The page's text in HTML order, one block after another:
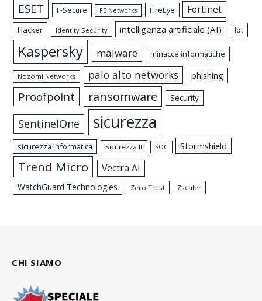
ESET F-Secure F5 Networks FireEye Fortinet
Hacker Identity Security intelligenza artificiale (AI) Iot
Kaspersky malware minacce informatiche
Nozomi Networks palo alto networks phishing
Proofpoint ransomware Security
SentinelOne sicurezza
sicurezza informatica Sicurezza It SOC Stormshield
Trend Micro Vectra AI
WatchGuard Technologies Zero Trust Zscaler
CHI SIAMO